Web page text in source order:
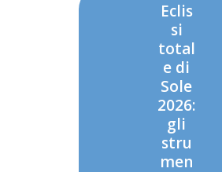
Eclis
si
total
e di
Sole
2026:
gli
stru
men